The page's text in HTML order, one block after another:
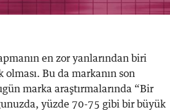
en zor yanlarından biri
Bu da markanın son
marka araştırmalarında “Bir
yüzde 70-75 gibi bir büyük